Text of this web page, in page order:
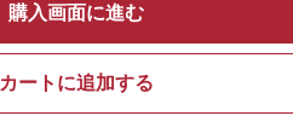
購入画面に進む
カートに追加する